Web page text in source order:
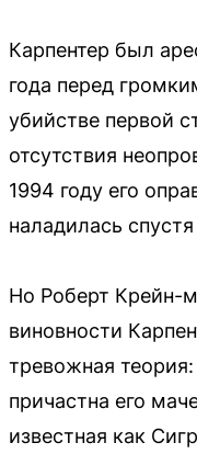
Карпентер был
года перед
убийстве первой
отсутствия
1994 году его
наладилась
Но Роберт Крейн-
виновности
тревожная
причастна его
известная как